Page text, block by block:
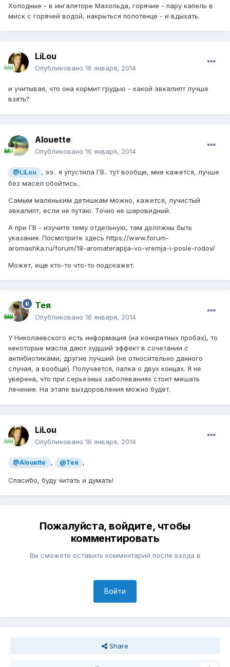
Холодные - в ингаляторе Махольда, горячие - пару капель в
миск с горячей водой, накрыться полотенце - и вдыхать.
LiLou
Опубликовано 16 января, 2014
и учитывая, что она кормит грудью - какой эвкалипт лучше
взять?
Alouette
Опубликовано 16 января, 2014
@LiLou
, ээ.. я упустила ГВ.. тут вообще, мне кажется, лучше
без масел обойтись..
Самым маленьким детишкам можно, кажется, лучистый
эвкалипт, если не путаю. Точно не шаровидный.
А при ГВ - изучите тему отдельную, там доллжны быть
указания. Посмотрите здесь https://www.forum-
aromashka.ru/forum/18-aromaterapija-vo-vremja-i-posle-rodov/
Может, еще кто-то что-то подскажет.
Тея
Опубликовано 16 января, 2014
У Николаевского есть информация (на конкретных пробах), то
некоторые масла дают худший эффект в сочетании с
антибиотиками, другие лучший (не относительно данного
случая, а вообще). Получается, палка о двух концах. Я не
уверена, что при серьезных заболеваниях стоит мешать
лечение. На этапе выздоровления можно будет.
LiLou
Опубликовано 16 января, 2014
@Alouette , @Тея ,
Спасибо, буду читать и думать!
Пожалуйста, войдите, чтобы
комментировать
Вы сможете оставить комментарий после входа в
Войти
Share